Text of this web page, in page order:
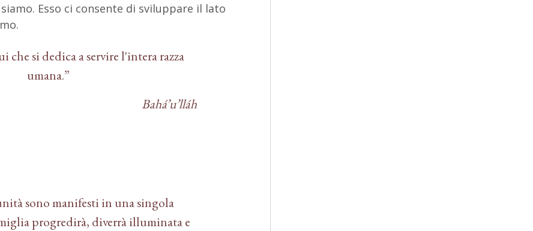
Esso ci consente di sviluppare il lato
che si dedica a servire l'intera razza
umana.”
Bahá’u’lláh
sono manifesti in una singola
progredirà, diverrà illuminata e